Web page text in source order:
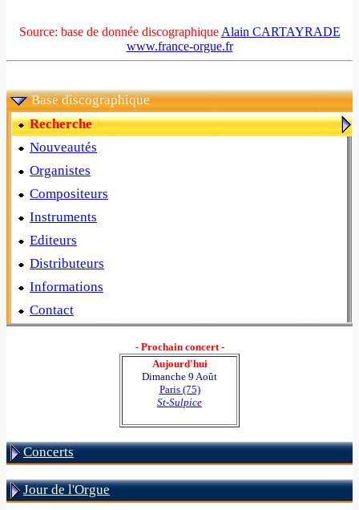
Source: base de donnée discographique Alain CARTAYRADE
www.france-orgue.fr
Base discographique
Recherche
Nouveautés
Organistes
Compositeurs
Instruments
Editeurs
Distributeurs
Informations
Contact
- Prochain concert -
Aujourd'hui
Dimanche 9 Août
Paris (75)
St-Sulpice
Concerts
Jour de l'Orgue